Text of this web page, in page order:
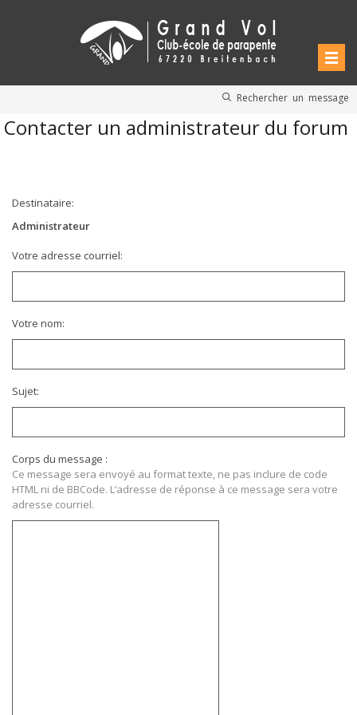
Rechercher un message
Contacter un administrateur du forum
Destinataire:
Administrateur
Votre adresse courriel:
Votre nom:
Sujet:
Corps du message :
Ce message sera envoyé au format texte, ne pas inclure de code
HTML ni de BBCode. L’adresse de réponse à ce message sera votre
adresse courriel.